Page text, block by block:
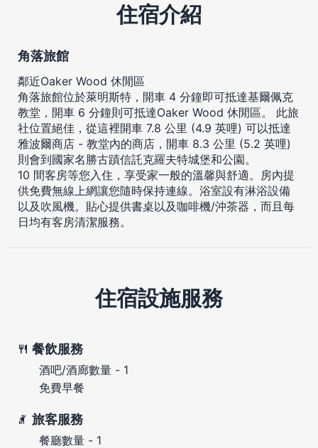
住宿介紹
角落旅館
鄰近Oaker Wood 休閒區
角落旅館位於萊明斯特，開車 4 分鐘即可抵達基爾佩克
教堂，開車 6 分鐘則可抵達Oaker Wood 休閒區。 此旅
社位置絕佳，從這裡開車 7.8 公里 (4.9 英哩) 可以抵達
雅波爾商店 - 教堂內的商店，開車 8.3 公里 (5.2 英哩)
則會到國家名勝古蹟信託克羅夫特城堡和公園。
10 間客房等您入住，享受家一般的溫馨與舒適。房內提
供免費無線上網讓您隨時保持連線。浴室設有淋浴設備
以及吹風機。貼心提供書桌以及咖啡機/沖茶器，而且每
日均有客房清潔服務。
住宿設施服務
餐飲服務
酒吧/酒廊數量 - 1
免費早餐
旅客服務
餐廳數量 - 1